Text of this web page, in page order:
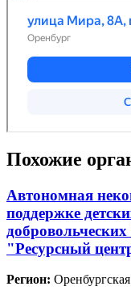
Похожие
Автономная
поддержке
"Ресурсный
Регион: